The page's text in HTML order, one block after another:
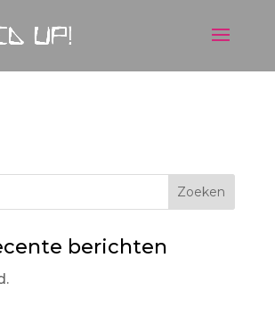
Zoeken
berichten